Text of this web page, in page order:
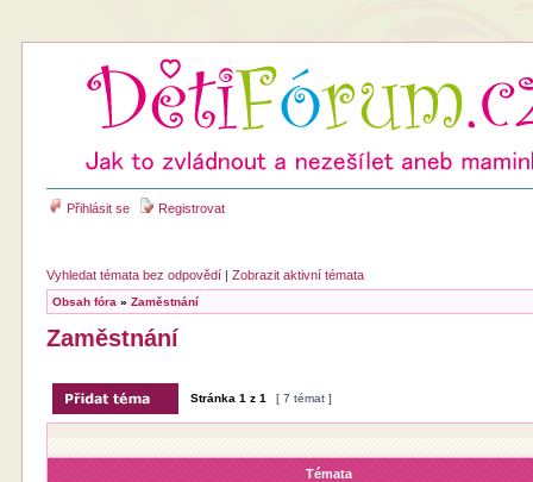
Přihlásit se Registrovat
Vyhledat témata bez odpovědí |Zobrazit aktivní témata
Obsah fóra »Zaměstnání
Zaměstnání
Stránka1 z1 [ 7 témat ]
Témata